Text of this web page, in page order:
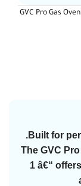
GVC Pro Gas
Built for
The GVC
1 â€“